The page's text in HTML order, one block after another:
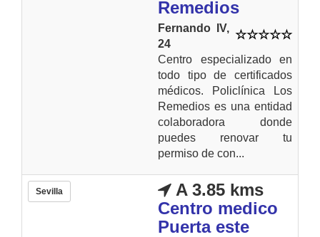
Remedios
Fernando IV,
24
Centro especializado en
todo tipo de certificados
médicos. Policlínica Los
Remedios es una entidad
colaboradora donde
puedes renovar tu
permiso de con...
Sevilla
A 3.85 kms
Centro medico
Puerta este